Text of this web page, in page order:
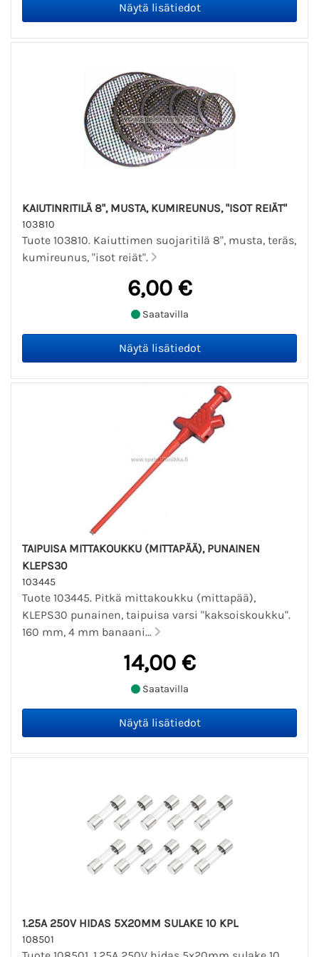
KAIUTINRITILÄ 8", MUSTA, KUMIREUNUS, "ISOT REIÄT"
103810
Tuote 103810. Kaiuttimen suojaritilä 8", musta, teräs,
kumireunus, "isot reiät".
6,00 €
Saatavilla
TAIPUISA MITTAKOUKKU (MITTAPÄÄ), PUNAINEN
KLEPS30
103445
Tuote 103445. Pitkä mittakoukku (mittapää),
KLEPS30 punainen, taipuisa varsi "kaksoiskoukku".
160 mm, 4 mm banaani...
14,00 €
Saatavilla
1.25A 250V HIDAS 5X20MM SULAKE 10 KPL
108501